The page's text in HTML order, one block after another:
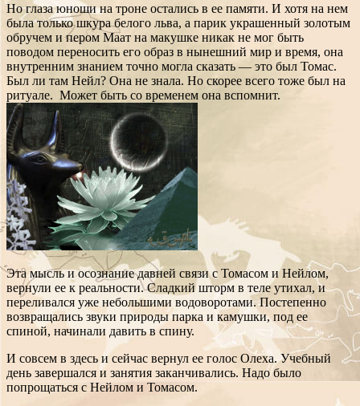
Но глаза юноши на троне остались в ее памяти. И хотя на нем
была только шкура белого льва, а парик украшенный золотым
обручем и пером Маат на макушке никак не мог быть
поводом переносить его образ в нынешний мир и время, она
внутренним знанием точно могла сказать — это был Томас.
Был ли там Нейл? Она не знала. Но скорее всего тоже был на
ритуале. Может быть со временем она вспомнит.
Эта мысль и осознание давней связи с Томасом и Нейлом,
вернули ее к реальности. Сладкий шторм в теле утихал, и
переливался уже небольшими водоворотами. Постепенно
возвращались звуки природы парка и камушки, под ее
спиной, начинали давить в спину.
И совсем в здесь и сейчас вернул ее голос Олеха. Учебный
день завершался и занятия заканчивались. Надо было
попрощаться с Нейлом и Томасом.